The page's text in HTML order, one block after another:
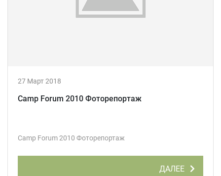
27 Март 2018
Camp Forum 2010 Фоторепортаж
Camp Forum 2010 Фоторепортаж
ДАЛЕЕ